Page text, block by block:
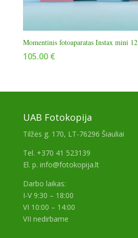
Momentinis fotoaparatas Instax mini 12
105.00 €
UAB Fotokopija
Tilžės g. 170, LT-76296 Šiauliai
Tel. +370 41 523139
El. p. info@fotokopija.lt
Darbo laikas:
I-V 9:30 – 18:00
VI 10:00 – 14:00
VII nedirbame